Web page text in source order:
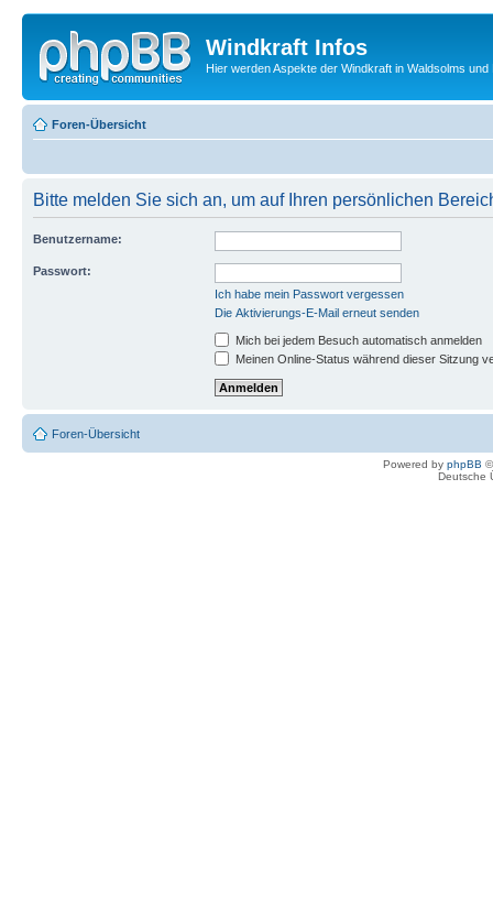
Windkraft Infos
Hier werden Aspekte der Windkraft in Waldsolms
Foren-Übersicht
Bitte melden Sie sich an, um auf Ihren persönlichen
Benutzername:
Passwort:
Ich habe mein Passwort vergessen
Die Aktivierungs-E-Mail erneut senden
Mich bei jedem Besuch automatisch anmelden
Meinen Online-Status während dieser Sitzung
Foren-Übersicht
Powered by phpBB
Deutsche